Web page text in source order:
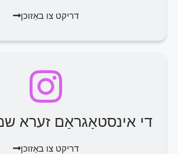
דריקט צו באַזוכן
די אינסטאַגראַם זערא
דריקט צו באַזוכן